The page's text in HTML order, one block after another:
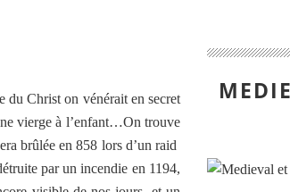
on vénérait en secret
vierge à l’enfant…On trouve
brûlée en 858 lors d’un raid
par un incendie en 1194,